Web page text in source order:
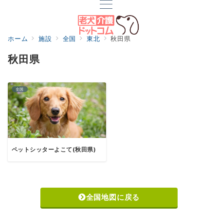
ホーム 施設 全国 東北 秋田県
秋田県
全国
ペットシッターよこて(秋田県)
全国地図に戻る